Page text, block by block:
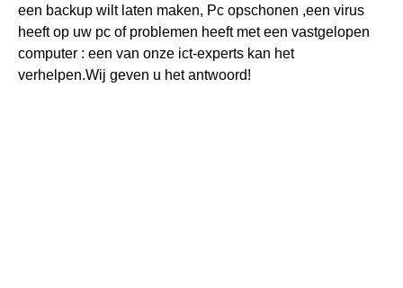
een backup wilt laten maken, Pc opschonen ,een virus
heeft op uw pc of problemen heeft met een vastgelopen
computer : een van onze ict-experts kan het
verhelpen.Wij geven u het antwoord!